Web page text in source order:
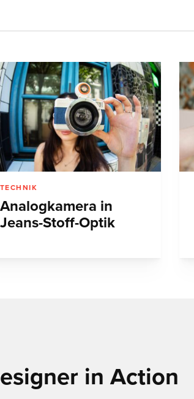
TECHNIK
Analogkamera in
Jeans-Stoff-Optik
in Action